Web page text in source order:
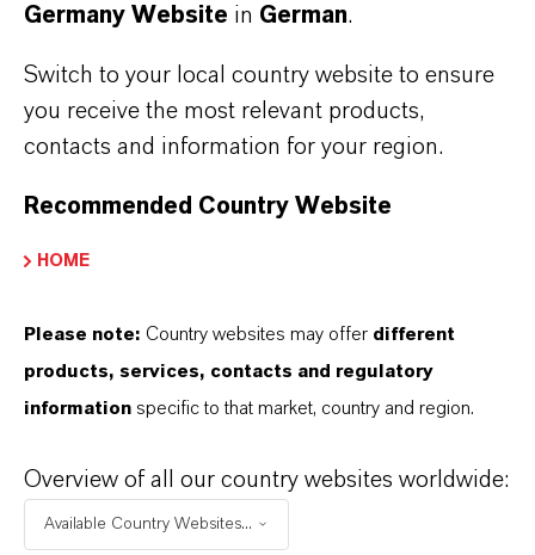
High Performance Materials
MEHR ÜBER DIESES THEMA
PRESSEINFORMATIONEN
Germany Website in German.
Switch to your local country website to ensure
you receive the most relevant products,
contacts and information for your region.
Recommended Country Website
HOME
Please note: Country websites may offer different
products, services, contacts and regulatory
information specific to that market, country and region.
Overview of all our country websites worldwide:
Available Country Websites...